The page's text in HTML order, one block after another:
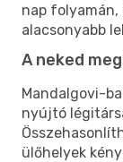
nap
alacsonyabb
A neked
Mandalgovi-
nyújtó
ülőhelyek